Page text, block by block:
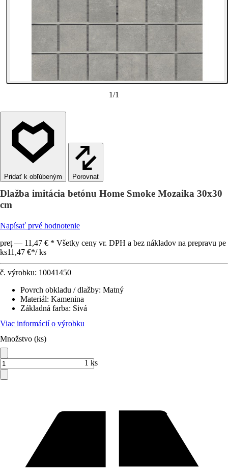
1/1
Porovnať
Dlažba imitácia betónu Home Smoke Mozaika 30x30
cm
Napísať prvé hodnotenie
preț — 11,47 € * Všetky ceny vr. DPH a bez nákladov na prepravu pe
ks11,47 €*/ ks
č. výrobku: 10041450
Povrch obkladu / dlažby: Matný
Materiál: Kamenina
Základná farba: Sivá
Viac informácií o výrobku
Množstvo (ks)
1 ks